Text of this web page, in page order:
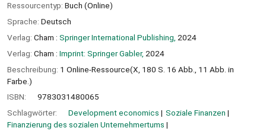
Ressourcentyp: Buch (Online)
Sprache: Deutsch
Verlag: Cham : Springer International Publishing, 2024
Verlag: Cham : Imprint: Springer Gabler, 2024
Beschreibung: 1 Online-Ressource(X, 180 S. 16 Abb., 11 Abb. in
Farbe.)
ISBN:
9783031480065
Schlagwörter:
Development economics
Soziale Finanzen
Finanzierung des sozialen Unternehmertums